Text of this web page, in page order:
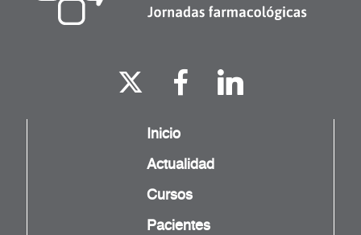
Inicio
Actualidad
Cursos
Pacientes